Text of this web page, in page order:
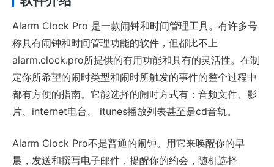
Alarm Clock Pro 是一款闹钟和时间管理工具。有许多号
称具有闹钟和时间管理功能的软件，但都比不上
alarm.clock.pro所提供的有用功能和具有的灵活性。在制
定你所希望的闹时类型和闹时所触发的事件的整个过程中
都有方便的指南。它能选择的闹时方式有：音频文件、影
片、internet电台、 itunes播放列表甚至是cd音轨。
Alarm Clock Pro不是普通的闹钟。用它来唤醒你的早
晨，发送和撰写电子邮件，提醒你的约会，随机选择